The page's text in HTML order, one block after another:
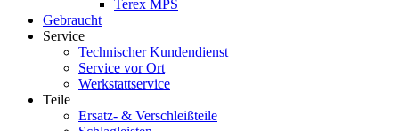
Terex MPS
Gebraucht
Service
Technischer Kundendienst
Service vor Ort
Werkstattservice
Teile
Ersatz- & Verschleißteile